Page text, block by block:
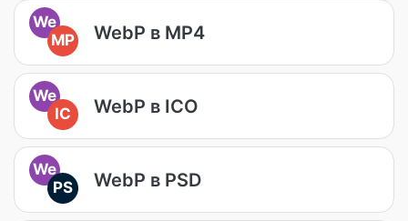
We
MP
WebP в MP4
We
IC
WebP в ICO
We
PS
WebP в PSD